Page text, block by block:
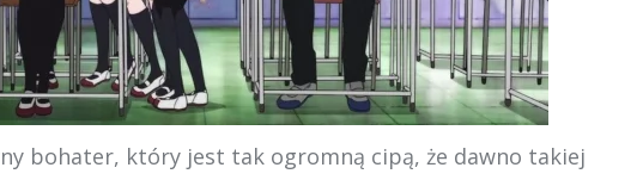
bohater, który jest tak ogromną cipą, że dawno takiej